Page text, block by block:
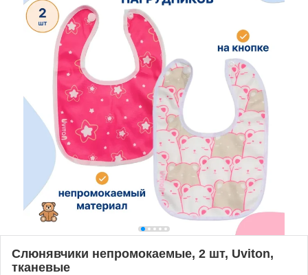
Слюнявчики непромокаемые, 2 шт, Uviton,
тканевые